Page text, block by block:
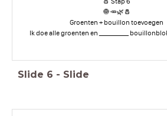
🧅🥕🌿🧂
Groenten + bouillon toevoegen
Ik doe alle groenten en __________
Slide 6 - Slide